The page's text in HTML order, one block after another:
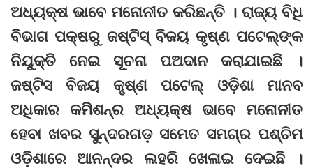
ଅଧ୍ୟକ୍ଷ ଭାବେ ମନୋନୀତ କରିଛନ୍ତି । ରାଜ୍ୟ ବିଧି
ବିଭାଗ ପକ୍ଷରୁ ଜଷ୍ଟିସ୍ ବିଜୟ କୃଷ୍ଣ ପଟେଲ୍‌ଙ୍କ
ନିଯୁକ୍ତି ନେଇ ସୂଚନା ପଅଦାନ କରାଯାଇଛି ।
ଜଷ୍ଟିସ ବିଜୟ କୃଷ୍ଣ ପଟେଲ୍‌ ଓଡ଼ିଶା ମାନବ
ଅଧିକାର କମିଶନ୍‌ର ଅଧ୍ୟକ୍ଷ ଭାବେ ମନୋନୀତ
ହେବା ଖବର ସୁନ୍ଦରଗଡ଼ ସମେତ ସମଗ୍ର ପଶ୍ଚିମ
ଓଡ଼ିଶାରେ ଆନନ୍ଦର ଲହରି ଖେଳାଇ ଦେଇଛି ।